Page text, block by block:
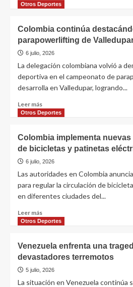
Otros Deportes
Colombia continúa
parapowerlifting de
6 julio, 2026
La delegación colombiana volvió a
deportiva en el campeonato de
desarrolla en Valledupar, logrando...
Leer más
Otros Deportes
Colombia implementa
de bicicletas y patinetas
6 julio, 2026
Las autoridades en Colombia
para regular la circulación de
en diferentes ciudades del...
Leer más
Otros Deportes
Venezuela enfrenta una
devastadores terremotos
5 julio, 2026
La situación en Venezuela continúa